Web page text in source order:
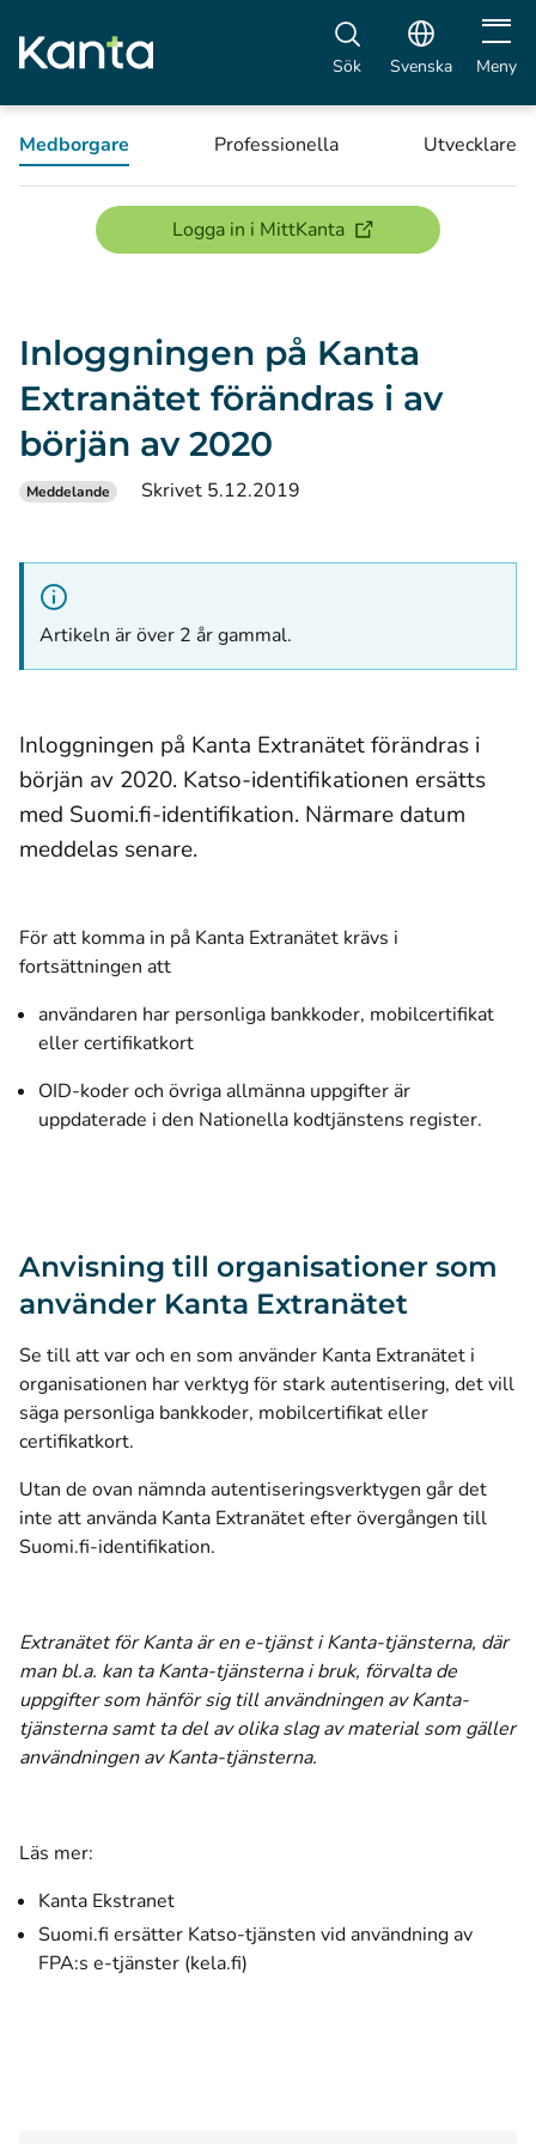
Sök Svenska Öppna
Meny
Medborgare Professionella Utvecklare
Logga in i MittKanta(öppnas i ett nytt
Inloggningen på Kanta
Extranätet förändras i av
börjän av 2020
Meddelande Skrivet 5.12.2019
Artikeln är över 2 år gammal.
Inloggningen på Kanta Extranätet förändras i
börjän av 2020. Katso-identifikationen ersätts
med Suomi.fi-identifikation. Närmare datum
meddelas senare.
För att komma in på Kanta Extranätet krävs i
fortsättningen att
användaren har personliga bankkoder, mobilcertifikat
ellercertifikatkort
OID-koder och övriga allmänna uppgifter är
uppdaterade i den Nationella kodtjänstens register.
Anvisning till organisationer som
använder Kanta Extranätet
Se till att var och en som använder Kanta Extranätet i
organisationen har verktyg för stark autentisering, det vill
säga personliga bankkoder, mobilcertifikat eller
certifikatkort.
Utan de ovan nämnda autentiseringsverktygen går det
inte att använda Kanta Extranätet efter övergången till
Suomi.fi-identifikation.
Extranätet för Kanta är en e-tjänst i Kanta-tjänsterna, där
man bl.a. kan ta Kanta-tjänsterna i bruk, förvalta de
uppgifter som hänför sig till användningen av Kanta-
tjänsterna samt ta del av olika slag av material som gäller
användningen av Kanta-tjänsterna.
Läs mer:
Kanta Ekstranet
Suomi.fi ersätter Katso-tjänsten vid användning av
FPA:s e-tjänster(öppnas i ett nytt fönster)
(kela.fi)